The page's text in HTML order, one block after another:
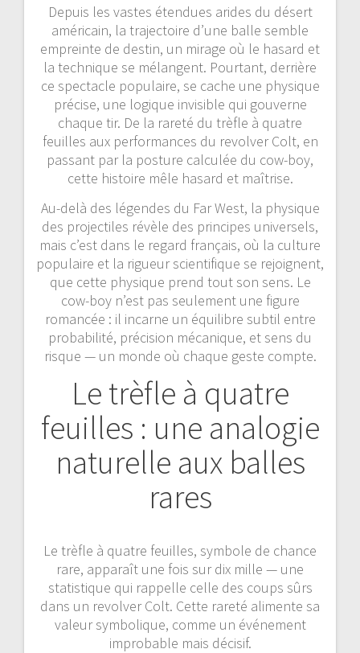
Depuis les vastes étendues arides du désert
américain, la trajectoire d’une balle semble
empreinte de destin, un mirage où le hasard et
la technique se mélangent. Pourtant, derrière
ce spectacle populaire, se cache une physique
précise, une logique invisible qui gouverne
chaque tir. De la rareté du trèfle à quatre
feuilles aux performances du revolver Colt, en
passant par la posture calculée du cow-boy,
cette histoire mêle hasard et maîtrise.
Au-delà des légendes du Far West, la physique
des projectiles révèle des principes universels,
mais c’est dans le regard français, où la culture
populaire et la rigueur scientifique se rejoignent,
que cette physique prend tout son sens. Le
cow-boy n’est pas seulement une figure
romancée : il incarne un équilibre subtil entre
probabilité, précision mécanique, et sens du
risque — un monde où chaque geste compte.
Le trèfle à quatre
feuilles : une analogie
naturelle aux balles
rares
Le trèfle à quatre feuilles, symbole de chance
rare, apparaît une fois sur dix mille — une
statistique qui rappelle celle des coups sûrs
dans un revolver Colt. Cette rareté alimente sa
valeur symbolique, comme un événement
improbable mais décisif.